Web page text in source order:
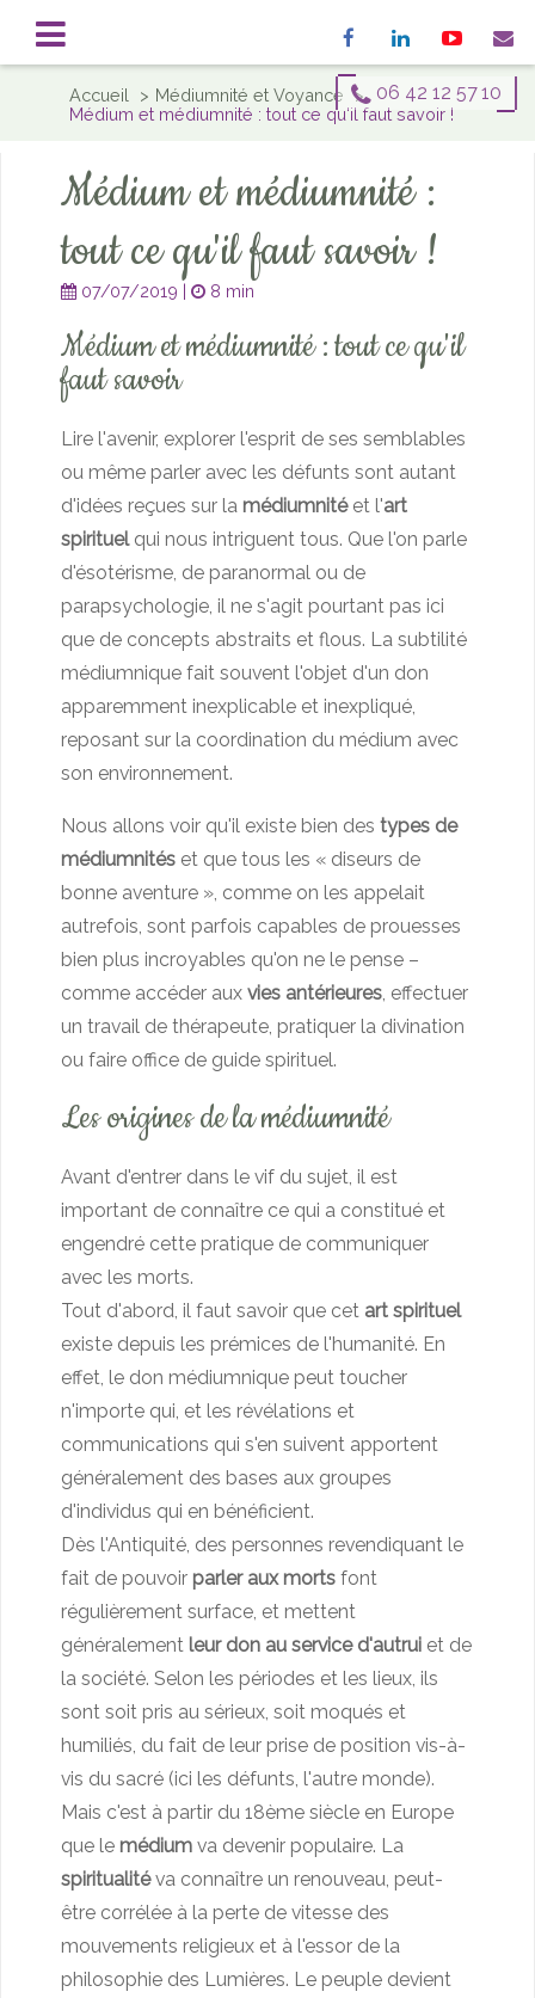
Accueil
Mon histoire
Qui suis-je ?
Consultations
Séance de Médiumnité à Nantes
Séance de Magnétisme à Nantes
Médecine Traditionnelle Chinoise à Nantes
Formation
Savoir-Faire
Médium à Nantes
Magnétiseur à Nantes
Blog
Témoignages
Contact 06 42 12 57 10
Accueil
Médiumnité et Voyance
Médium et médiumnité : tout ce qu'il faut savoir !
Médium et médiumnité :
tout ce qu'il faut savoir !
07/07/2019 | 8 min
Médium et médiumnité : tout ce qu'il
faut savoir
Lire l'avenir, explorer l'esprit de ses semblables
ou même parler avec les défunts sont autant
d'idées reçues sur la médiumnitéet l'art
spirituelqui nous intriguent tous. Que l'on parle
d'ésotérisme, de paranormal ou de
parapsychologie, il ne s'agit pourtant pas ici
que de concepts abstraits et flous. La subtilité
médiumnique fait souvent l'objet d'un don
apparemment inexplicable et inexpliqué,
reposant sur la coordination du médium avec
son environnement.
Nous allons voir qu'il existe bien des types de
médiumnités et que tous les « diseurs de
bonne aventure », comme on les appelait
autrefois, sont parfois capables de prouesses
bien plus incroyables qu'on ne le pense –
comme accéder aux vies antérieures, effectuer
un travail de thérapeute, pratiquer la divination
ou faire office de guide spirituel.
Les origines de la médiumnité
Avant d'entrer dans le vif du sujet, il est
important de connaître ce qui a constitué et
engendré cette pratique de communiquer
avec les morts.
Tout d'abord, il faut savoir que cet art spirituel
existe depuis les prémices de l'humanité. En
effet, le don médiumnique peut toucher
n'importe qui, et les révélations et
communications qui s'en suivent apportent
généralement des bases aux groupes
d'individus qui en bénéficient.
Dès l'Antiquité, des personnes revendiquant le
fait de pouvoir parler aux morts font
régulièrement surface, et mettent
généralement leur don au service d'autrui et de
la société. Selon les périodes et les lieux, ils
sont soit pris au sérieux, soit moqués et
humiliés, du fait de leur prise de position vis-à-
vis du sacré (ici les défunts, l'autre monde).
Mais c'est à partir du 18ème siècle en Europe
que le médium va devenir populaire. La
spiritualitéva connaître un renouveau, peut-
être corrélée à la perte de vitesse des
mouvements religieux et à l'essor de la
philosophie des Lumières. Le peuple devient